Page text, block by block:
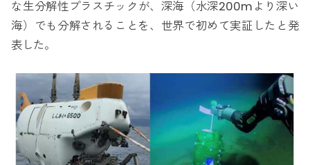
な生分解性プラスチックが、深海（水深200mより深い
海）でも分解されることを、世界で初めて実証したと発
表した。